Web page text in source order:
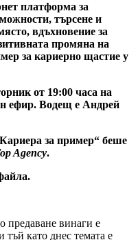
платформа за
търсене и
вдъхновение за
промяна на
за кариерно щастие у
от 19:00 часа на
ефир. Водещ е Андрей
за пример“ беше
Agency.
предаване винаги е
тъй като днес темата е